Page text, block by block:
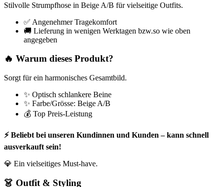
Stilvolle Strumpfhose in Beige A/B für vielseitige Outfits.
✅ Angenehmer Tragekomfort
🚚 Lieferung in wenigen Werktagen bzw.so wie oben
angegeben
🔥 Warum dieses Produkt?
Sorgt für ein harmonisches Gesamtbild.
✨ Optisch schlankere Beine
✨ Farbe/Grösse: Beige A/B
💰 Top Preis-Leistung
⚡ Beliebt bei unseren Kundinnen und Kunden – kann schnell
ausverkauft sein!
💎 Ein vielseitiges Must-have.
👗 Outfit & Styling